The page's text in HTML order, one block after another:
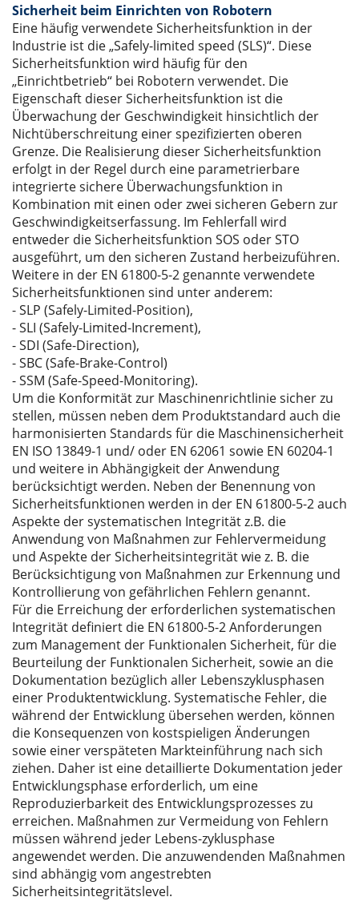
Sicherheit beim Einrichten von Robotern
Eine häufig verwendete Sicherheitsfunktion in der
Industrie ist die „Safely-limited speed (SLS)“. Diese
Sicherheitsfunktion wird häufig für den
„Einrichtbetrieb“ bei Robotern verwendet. Die
Eigenschaft dieser Sicherheitsfunktion ist die
Überwachung der Geschwindigkeit hinsichtlich der
Nichtüberschreitung einer spezifizierten oberen
Grenze. Die Realisierung dieser Sicherheitsfunktion
erfolgt in der Regel durch eine parametrierbare
integrierte sichere Überwachungsfunktion in
Kombination mit einen oder zwei sicheren Gebern zur
Geschwindigkeitserfassung. Im Fehlerfall wird
entweder die Sicherheitsfunktion SOS oder STO
ausgeführt, um den sicheren Zustand herbeizuführen.
Weitere in der EN 61800-5-2 genannte verwendete
Sicherheitsfunktionen sind unter anderem:
- SLP (Safely-Limited-Position),
- SLI (Safely-Limited-Increment),
- SDI (Safe-Direction),
- SBC (Safe-Brake-Control)
- SSM (Safe-Speed-Monitoring).
Um die Konformität zur Maschinenrichtlinie sicher zu
stellen, müssen neben dem Produktstandard auch die
harmonisierten Standards für die Maschinensicherheit
EN ISO 13849-1 und/ oder EN 62061 sowie EN 60204-1
und weitere in Abhängigkeit der Anwendung
berücksichtigt werden. Neben der Benennung von
Sicherheitsfunktionen werden in der EN 61800-5-2 auch
Aspekte der systematischen Integrität z.B. die
Anwendung von Maßnahmen zur Fehlervermeidung
und Aspekte der Sicherheitsintegrität wie z. B. die
Berücksichtigung von Maßnahmen zur Erkennung und
Kontrollierung von gefährlichen Fehlern genannt.
Für die Erreichung der erforderlichen systematischen
Integrität definiert die EN 61800-5-2 Anforderungen
zum Management der Funktionalen Sicherheit, für die
Beurteilung der Funktionalen Sicherheit, sowie an die
Dokumentation bezüglich aller Lebenszyklusphasen
einer Produktentwicklung. Systematische Fehler, die
während der Entwicklung übersehen werden, können
die Konsequenzen von kostspieligen Änderungen
sowie einer verspäteten Markteinführung nach sich
ziehen. Daher ist eine detaillierte Dokumentation jeder
Entwicklungsphase erforderlich, um eine
Reproduzierbarkeit des Entwicklungsprozesses zu
erreichen. Maßnahmen zur Vermeidung von Fehlern
müssen während jeder Lebens-zyklusphase
angewendet werden. Die anzuwendenden Maßnahmen
sind abhängig vom angestrebten
Sicherheitsintegritätslevel.